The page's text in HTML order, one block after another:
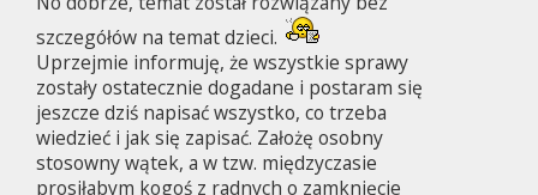
szczegółów na temat dzieci.
Uprzejmie informuję, że wszystkie sprawy
zostały ostatecznie dogadane i postaram się
jeszcze dziś napisać wszystko, co trzeba
wiedzieć i jak się zapisać. Założę osobny
stosowny wątek, a w tzw. międzyczasie
prosiłabym kogoś z radnych o zamknięcie